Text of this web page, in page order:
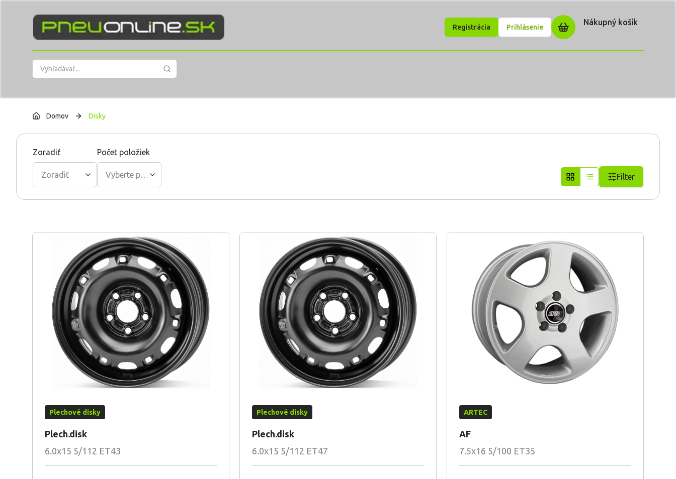
PneuOnline
Registrácia
Prihlásenie
Nákupný košík
Domov Disky
Zoradiť Počet položiek
Filter
Plechové disky
Plech.disk
6.0x15 5/112 ET43
Plechové disky
Plech.disk
6.0x15 5/112 ET47
ARTEC
AF
7.5x16 5/100 ET35